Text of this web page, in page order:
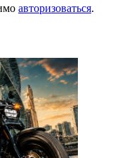
авторизоваться.